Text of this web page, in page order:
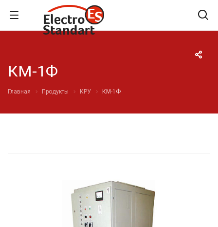
КМ-1Ф
Главная Продукты КРУ КМ-1Ф